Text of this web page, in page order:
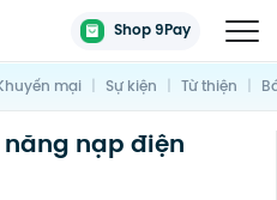
Shop 9Pay
mại | Sự kiện | Từ thiện |
nạp điện